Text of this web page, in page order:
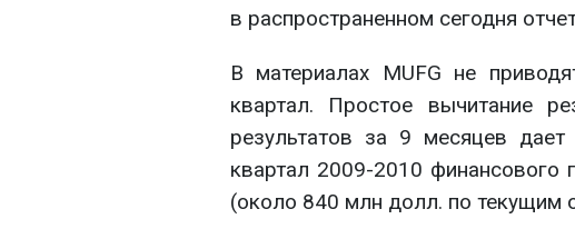
в распространенном сегодня
В материалах MUFG не
квартал. Простое вычитание
результатов за 9 месяцев
квартал 2009-2010 финансового
(около 840 млн долл. по текущим